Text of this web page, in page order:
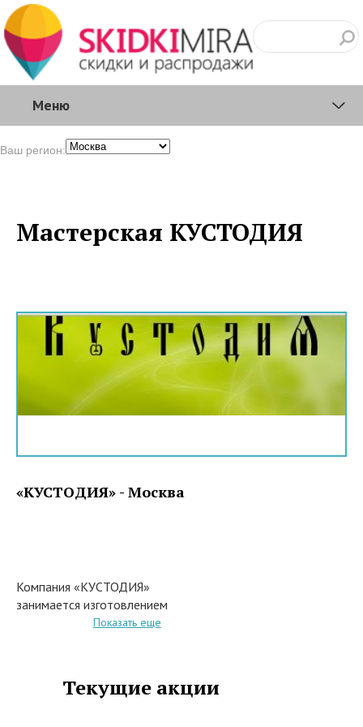
Меню
Ваш регион:
Мастерская КУСТОДИЯ
«КУСТОДИЯ» - Москва
Компания «КУСТОДИЯ»
занимается изготовлением
церковного облачения. Наши
которое аккуратно помогают
Показать еще
Текущие акции